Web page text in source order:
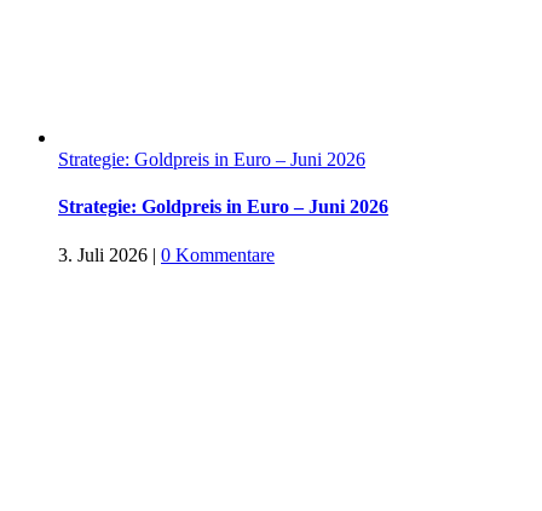
Strategie: Goldpreis in Euro – Juni 2026
Strategie: Goldpreis in Euro – Juni 2026
3. Juli 2026 | 0 Kommentare